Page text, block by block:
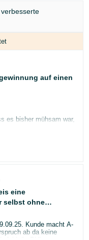
auf einen
es bisher mühsam war,
behalten — und wie
Berichte durchsuchen,
Frankreich,
genau, wie viel Wert
eine
selbst ohne
Kunde macht A-
ab da keine